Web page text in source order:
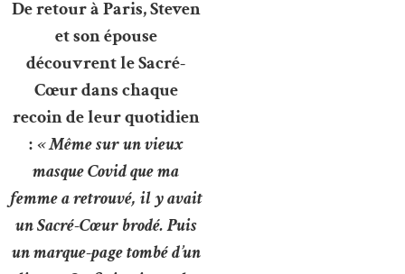
De retour à Paris, Steven
et son épouse
découvrent le Sacré-
Cœur dans chaque
recoin de leur quotidien
:« Même sur un vieux
masque Covid que ma
femme a retrouvé, il y avait
un Sacré-Cœur brodé. Puis
un marque-page tombé d’un